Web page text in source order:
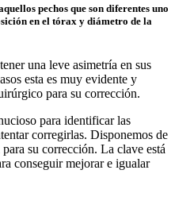
pechos que son diferentes uno
en el tórax y diámetro de la
una leve asimetría en sus
esta es muy evidente y
para su corrección.
para identificar las
corregirlas. Disponemos de
su corrección. La clave está
conseguir mejorar e igualar